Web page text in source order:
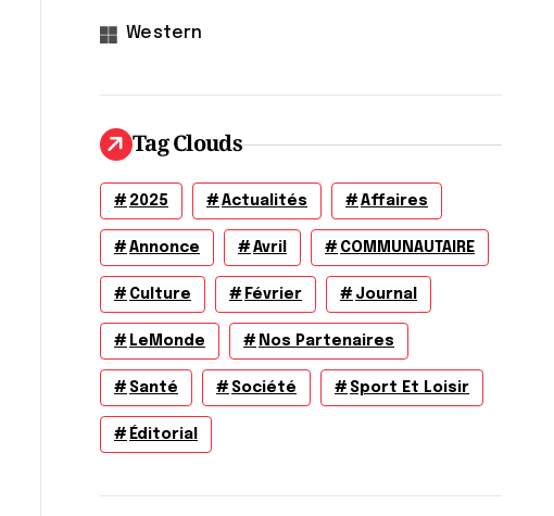
Western
Tag Clouds
2025 Actualités Affaires
Annonce Avril COMMUNAUTAIRE
Culture Février Journal
LeMonde Nos Partenaires
Santé Société Sport Et Loisir
Éditorial